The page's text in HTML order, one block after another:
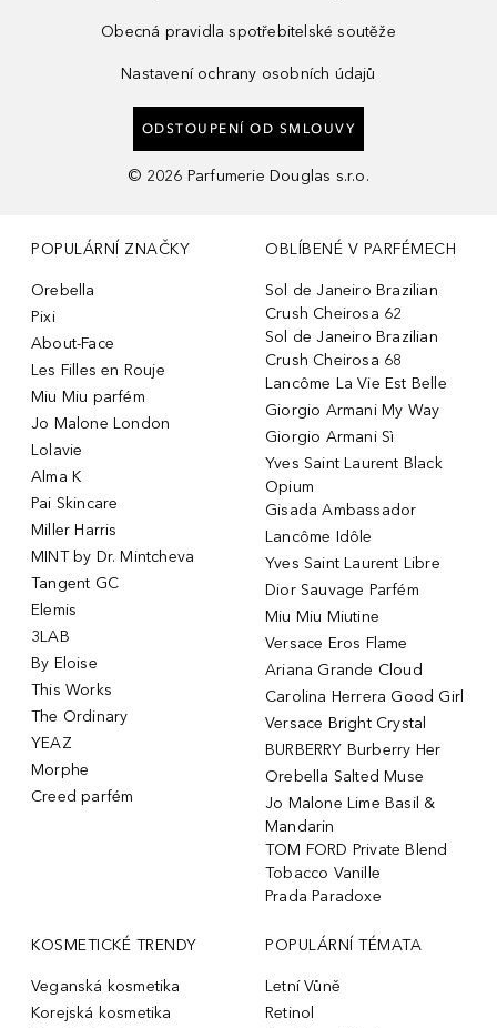
Obecná pravidla spotřebitelské soutěže
Nastavení ochrany osobních údajů
ODSTOUPENÍ OD SMLOUVY
© 2026 Parfumerie Douglas s.r.o.
POPULÁRNÍ ZNAČKY
Orebella
Pixi
About-Face
Les Filles en Rouje
Miu Miu parfém
Jo Malone London
Lolavie
Alma K
Pai Skincare
Miller Harris
MINT by Dr. Mintcheva
Tangent GC
Elemis
3LAB
By Eloise
This Works
The Ordinary
YEAZ
Morphe
Creed parfém
OBLÍBENÉ V PARFÉMECH
Sol de Janeiro Brazilian
Crush Cheirosa 62
Sol de Janeiro Brazilian
Crush Cheirosa 68
Lancôme La Vie Est Belle
Giorgio Armani My Way
Giorgio Armani Sì
Yves Saint Laurent Black
Opium
Gisada Ambassador
Lancôme Idôle
Yves Saint Laurent Libre
Dior Sauvage Parfém
Miu Miu Miutine
Versace Eros Flame
Ariana Grande Cloud
Carolina Herrera Good Girl
Versace Bright Crystal
BURBERRY Burberry Her
Orebella Salted Muse
Jo Malone Lime Basil &
Mandarin
TOM FORD Private Blend
Tobacco Vanille
Prada Paradoxe
KOSMETICKÉ TRENDY
Veganská kosmetika
Korejská kosmetika
POPULÁRNÍ TÉMATA
Letní Vůně
Retinol